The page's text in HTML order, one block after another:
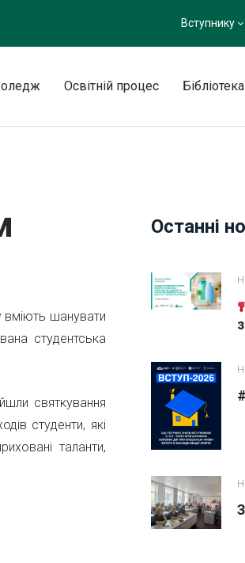
Вступнику
Освітній процес Бібліотека
вміють шанувати
студентська
святкування
студенти, які
таланти,
Останні